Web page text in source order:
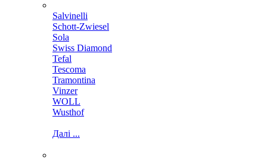
Salvinelli
Schott-Zwiesel
Sola
Swiss Diamond
Tefal
Tescoma
Tramontina
Vinzer
WOLL
Wusthof
Далі ...